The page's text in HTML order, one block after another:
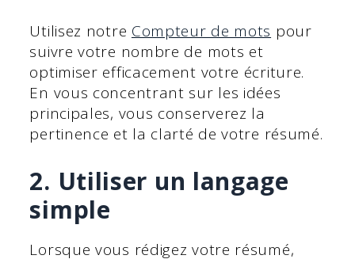
Utilisez notre Compteur de mots pour
suivre votre nombre de mots et
optimiser efficacement votre écriture.
En vous concentrant sur les idées
principales, vous conserverez la
pertinence et la clarté de votre résumé.
2. Utiliser un langage
simple
Lorsque vous rédigez votre résumé,